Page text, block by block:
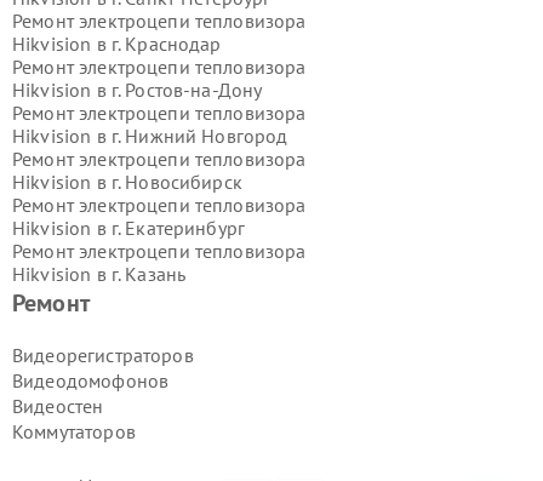
Ремонт
Видеорегистраторов
Видеодомофонов
Видеостен
Коммутаторов
Ремонт электроцепи тепловизора
Hikvision в г. Краснодар
Ремонт электроцепи тепловизора
Hikvision в г. Ростов-на-Дону
Ремонт электроцепи тепловизора
Hikvision в г. Нижний Новгород
Ремонт электроцепи тепловизора
Hikvision в г. Новосибирск
Ремонт электроцепи тепловизора
Hikvision в г. Екатеринбург
Ремонт электроцепи тепловизора
Hikvision в г. Казань
Ремонт электроцепи тепловизора
Ремонт электроцепи тепловизора
Hikvision в г.Волгоград
Ремонт электроцепи тепловизора
Hikvision в г.
Ремонт электроцепи тепловизора